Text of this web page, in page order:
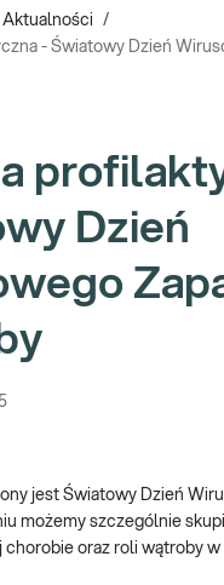
Aktualności
/
- Światowy Dzień
Dzień
jest Światowy Dzień
możemy szczególnie
chorobie oraz roli wątroby w